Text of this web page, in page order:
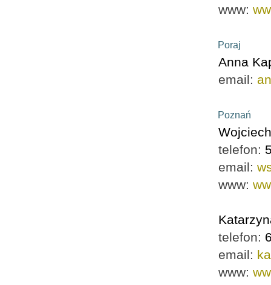
www:
Poraj
Anna
email:
Poznań
telefon:
email:
www:
telefon:
email:
www: